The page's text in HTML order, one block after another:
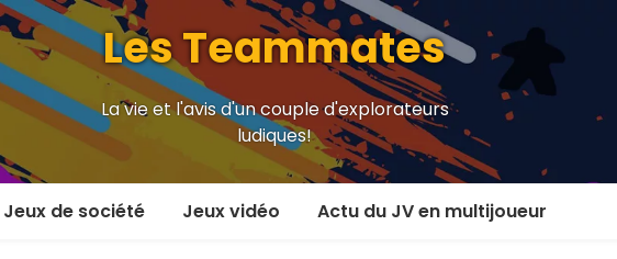
Les Teammates
La vie et l'avis d'un couple d'explorateurs
ludiques!
Jeux de société Jeux vidéo Actu du JV en multijoueur